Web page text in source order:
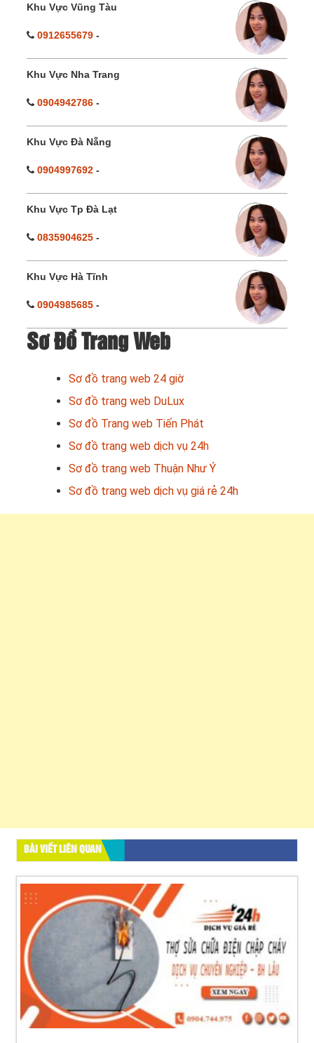
Khu Vực Vũng Tàu
0912655679 -
Khu Vực Nha Trang
0904942786 -
Khu Vực Đà Nẵng
0904997692 -
Khu Vực Tp Đà Lạt
0835904625 -
Khu Vực Hà Tĩnh
0904985685 -
Sơ Đồ Trang Web
Sơ đồ trang web 24 giờ
Sơ đồ trang web DuLux
Sơ đồ Trang web Tiến Phát
Sơ đồ trang web dịch vụ 24h
Sơ đồ trang web Thuận Như Ý
Sơ đồ trang web dịch vụ giá rẻ 24h
BÀI VIẾT LIÊN QUAN